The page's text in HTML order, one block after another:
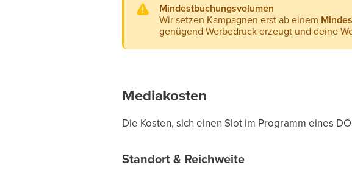
Mindestbuchungsvolumen
Wir setzen Kampagnen erst ab einem
genügend Werbedruck erzeugt und deine
Mediakosten
Die Kosten, sich einen Slot im Programm eines
Standort & Reichweite